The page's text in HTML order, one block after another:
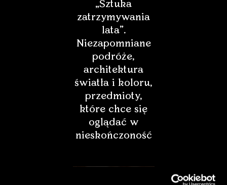
„Sztuka
zatrzymywania
lata”.
Niezapomniane
podróże,
architektura
światła i koloru,
przedmioty,
które chce się
oglądać w
nieskończoność